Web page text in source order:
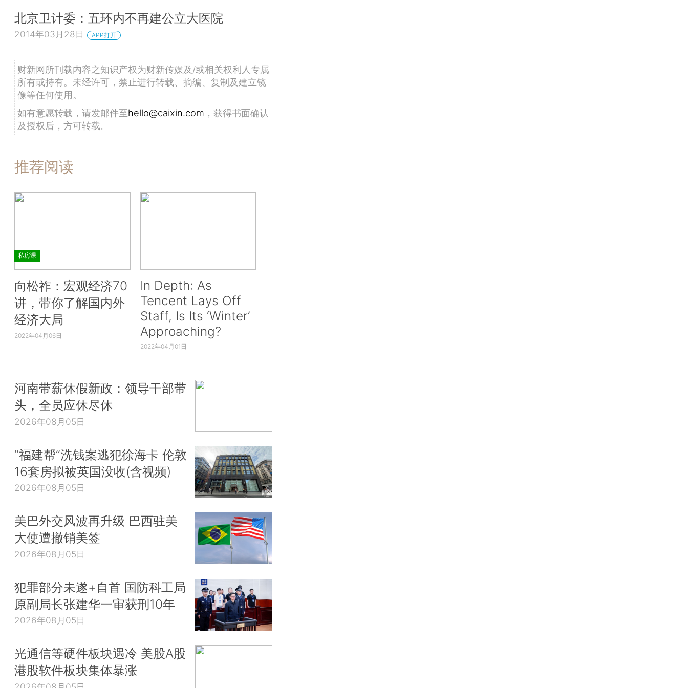
北京卫计委：五环内不再建公立大医院
2014年03月28日 APP打开
财新网所刊载内容之知识产权为财新传媒及/或相关权利人专属
所有或持有。未经许可，禁止进行转载、摘编、复制及建立镜
像等任何使用。
如有意愿转载，请发邮件至hello@caixin.com ，获得书面确认
及授权后，方可转载。
推荐阅读
私房课
向松祚：宏观经济70
讲，带你了解国内外
经济大局
2022年04月06日
In Depth: As
Tencent Lays Off
Staff, Is Its ‘Winter’
Approaching?
2022年04月01日
河南带薪休假新政：领导干部带
头，全员应休尽休
2026年08月05日
“福建帮”洗钱案逃犯徐海卡 伦敦
16套房拟被英国没收(含视频)
2026年08月05日
美巴外交风波再升级 巴西驻美
大使遭撤销美签
2026年08月05日
犯罪部分未遂+自首 国防科工局
原副局长张建华一审获刑10年
2026年08月05日
光通信等硬件板块遇冷 美股A股
港股软件板块集体暴涨